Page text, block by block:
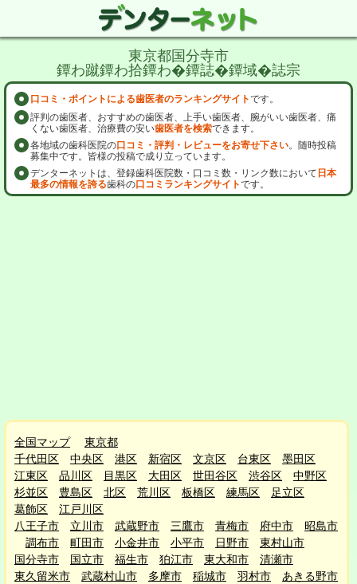
東京都国分寺市
鐔わ蹴鐔わ拾鐔わ�鐔誌�鐔域�誌宗
口コミ・ポイントによる歯医者のランキングサイトです。
評判の歯医者、おすすめの歯医者、上手い歯医者、腕がいい歯医者、痛
くない歯医者、治療費の安い歯医者を検索できます。
各地域の歯科医院の口コミ・評判・レビューをお寄せ下さい。随時投稿
募集中です。皆様の投稿で成り立っています。
デンターネットは、登録歯科医院数・口コミ数・リンク数において 日本
最多の情報を誇る歯科の口コミランキングサイトです。
全国マップ
東京都
千代田区
中央区 港区 新宿区 文京区 台東区
墨田区
江東区
品川区 目黒区 大田区 世田谷区 渋谷区
中野区
杉並区
豊島区 北区 荒川区 板橋区 練馬区
足立区
葛飾区
江戸川区
八王子市
立川市 武蔵野市 三鷹市 青梅市 府中市
昭島市
調布市
町田市 小金井市 小平市 日野市
東村山市
国分寺市
国立市 福生市 狛江市 東大和市
清瀬市
東久留米市
武蔵村山市 多摩市 稲城市 羽村市
あきる野市